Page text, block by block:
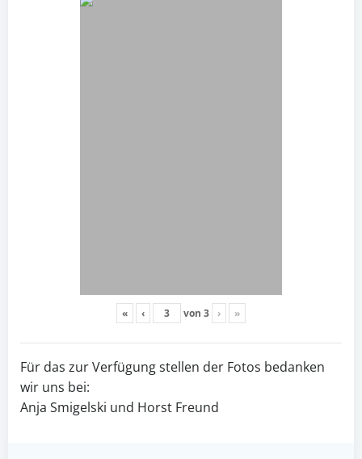
« ‹ von 3 › »
Für das zur Verfügung stellen der Fotos bedanken
wir uns bei:
Anja Smigelski und Horst Freund